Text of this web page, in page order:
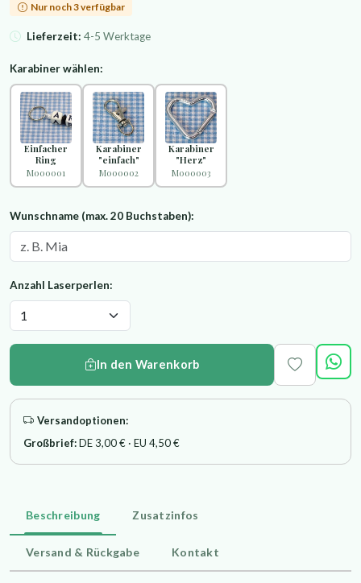
Nur noch 3 verfügbar
Lieferzeit: 4-5 Werktage
Karabiner wählen:
Einfacher
Ring
M000001
Karabiner
"einfach"
M000002
Karabiner
"Herz"
M000003
Wunschname (max. 20 Buchstaben):
Anzahl Laserperlen:
In den Warenkorb
Versandoptionen:
Großbrief:DE 3,00 € · EU 4,50 €
Beschreibung Zusatzinfos
Versand & Rückgabe Kontakt